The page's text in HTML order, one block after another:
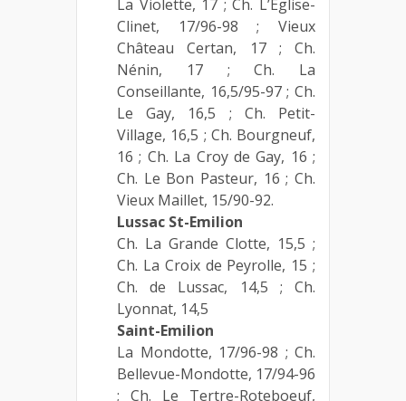
La Violette, 17 ; Ch. L’Eglise-
Clinet, 17/96-98 ; Vieux
Château Certan, 17 ; Ch.
Nénin, 17 ; Ch. La
Conseillante, 16,5/95-97 ; Ch.
Le Gay, 16,5 ; Ch. Petit-
Village, 16,5 ; Ch. Bourgneuf,
16 ; Ch. La Croy de Gay, 16 ;
Ch. Le Bon Pasteur, 16 ; Ch.
Vieux Maillet, 15/90-92.
Lussac St-Emilion
Ch. La Grande Clotte, 15,5 ;
Ch. La Croix de Peyrolle, 15 ;
Ch. de Lussac, 14,5 ; Ch.
Lyonnat, 14,5
Saint-Emilion
La Mondotte, 17/96-98 ; Ch.
Bellevue-Mondotte, 17/94-96
; Ch. Le Tertre-Roteboeuf,